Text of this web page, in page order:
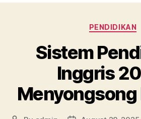
PENDIDIKAN
Sistem
Inggris
Menyongsong